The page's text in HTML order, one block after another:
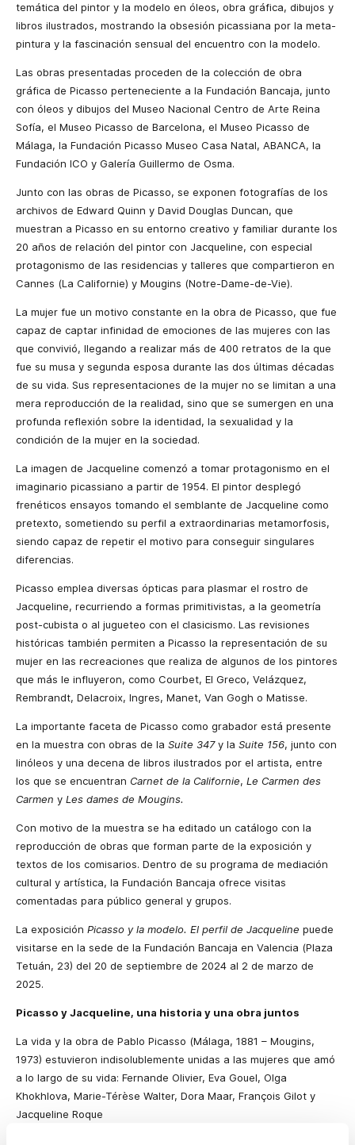
temática del pintor y la modelo en óleos, obra gráfica, dibujos y
libros ilustrados, mostrando la obsesión picassiana por la meta-
pintura y la fascinación sensual del encuentro con la modelo.
Las obras presentadas proceden de la colección de obra
gráfica de Picasso perteneciente a la Fundación Bancaja, junto
con óleos y dibujos del Museo Nacional Centro de Arte Reina
Sofía, el Museo Picasso de Barcelona, el Museo Picasso de
Málaga, la Fundación Picasso Museo Casa Natal, ABANCA, la
Fundación ICO y Galería Guillermo de Osma.
Junto con las obras de Picasso, se exponen fotografías de los
archivos de Edward Quinn y David Douglas Duncan, que
muestran a Picasso en su entorno creativo y familiar durante los
20 años de relación del pintor con Jacqueline, con especial
protagonismo de las residencias y talleres que compartieron en
Cannes (La Californie) y Mougins (Notre-Dame-de-Vie).
La mujer fue un motivo constante en la obra de Picasso, que fue
capaz de captar infinidad de emociones de las mujeres con las
que convivió, llegando a realizar más de 400 retratos de la que
fue su musa y segunda esposa durante las dos últimas décadas
de su vida. Sus representaciones de la mujer no se limitan a una
mera reproducción de la realidad, sino que se sumergen en una
profunda reflexión sobre la identidad, la sexualidad y la
condición de la mujer en la sociedad.
La imagen de Jacqueline comenzó a tomar protagonismo en el
imaginario picassiano a partir de 1954. El pintor desplegó
frenéticos ensayos tomando el semblante de Jacqueline como
pretexto, sometiendo su perfil a extraordinarias metamorfosis,
siendo capaz de repetir el motivo para conseguir singulares
diferencias.
Picasso emplea diversas ópticas para plasmar el rostro de
Jacqueline, recurriendo a formas primitivistas, a la geometría
post-cubista o al jugueteo con el clasicismo. Las revisiones
históricas también permiten a Picasso la representación de su
mujer en las recreaciones que realiza de algunos de los pintores
que más le influyeron, como Courbet, El Greco, Velázquez,
Rembrandt, Delacroix, Ingres, Manet, Van Gogh o Matisse.
La importante faceta de Picasso como grabador está presente
en la muestra con obras de la Suite 347y la Suite 156, junto con
linóleos y una decena de libros ilustrados por el artista, entre
los que se encuentran Carnet de la Californie, Le Carmen des
Carmen y Les dames de Mougins.
Con motivo de la muestra se ha editado un catálogo con la
reproducción de obras que forman parte de la exposición y
textos de los comisarios. Dentro de su programa de mediación
cultural y artística, la Fundación Bancaja ofrece visitas
comentadas para público general y grupos.
La exposición Picasso y la modelo. El perfil de Jacqueline puede
visitarse en la sede de la Fundación Bancaja en Valencia (Plaza
Tetuán, 23) del 20 de septiembre de 2024 al 2 de marzo de
2025.
Picasso y Jacqueline, una historia y una obra juntos
La vida y la obra de Pablo Picasso (Málaga, 1881 – Mougins,
1973) estuvieron indisolublemente unidas a las mujeres que amó
a lo largo de su vida: Fernande Olivier, Eva Gouel, Olga
Khokhlova, Marie-Térèse Walter, Dora Maar, François Gilot y
Jacqueline Roque